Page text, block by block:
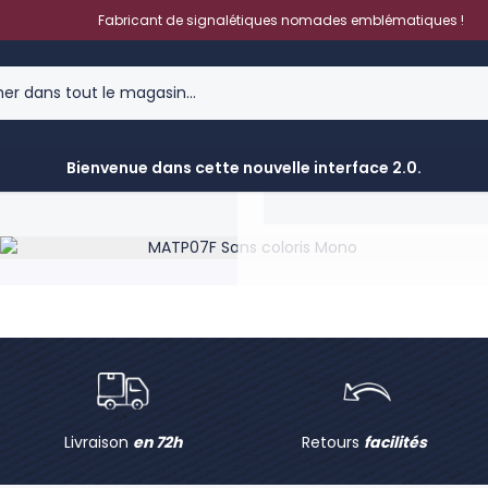
Fabricant de signalétiques nomades emblématiques !
Bienvenue dans cette nouvelle interface 2.0.
MATP07F
Accroche pneu pliant axe
Livraison en 72h Retours facilités